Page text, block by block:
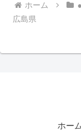
ホーム
広島県
ホーム